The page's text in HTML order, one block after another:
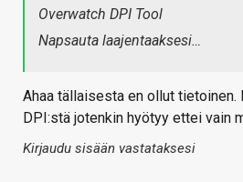
Overwatch DPI Tool
Napsauta laajentaaksesi…
Ahaa tällaisesta en ollut
DPI:stä jotenkin hyötyy ettei vain
Kirjaudu sisään vastataksesi